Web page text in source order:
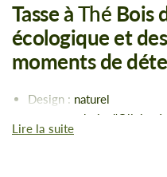
Tasse àThé Bois
écologique et
moments de
Design : naturel
Matériau : bois d'Olivier
alimentaire
Lire la suite